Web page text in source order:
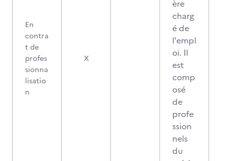
En
contra
t de
profes
sionna
lisatio
n
X
ère
charg
é de
l'empl
oi. Il
est
comp
osé
de
profe
ssion
nels
du